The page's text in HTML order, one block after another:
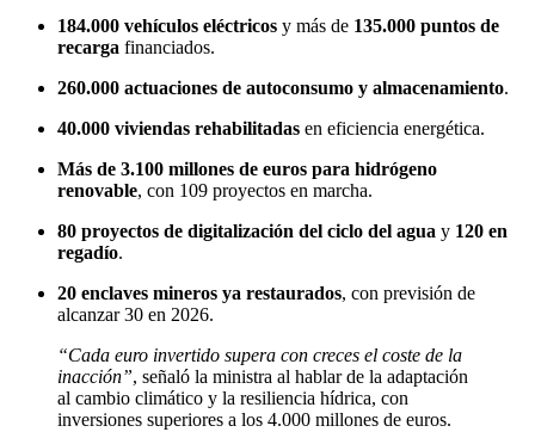
184.000 vehículos eléctricos y más de 135.000 puntos de
recarga financiados.
260.000 actuaciones de autoconsumo y almacenamiento.
40.000 viviendas rehabilitadas en eficiencia energética.
Más de 3.100 millones de euros para hidrógeno
renovable, con 109 proyectos en marcha.
80 proyectos de digitalización del ciclo del agua y 120 en
regadío.
20 enclaves mineros ya restaurados, con previsión de
alcanzar 30 en 2026.
“Cada euro invertido supera con creces el coste de la
inacción”, señaló la ministra al hablar de la adaptación
al cambio climático y la resiliencia hídrica, con
inversiones superiores a los 4.000 millones de euros.